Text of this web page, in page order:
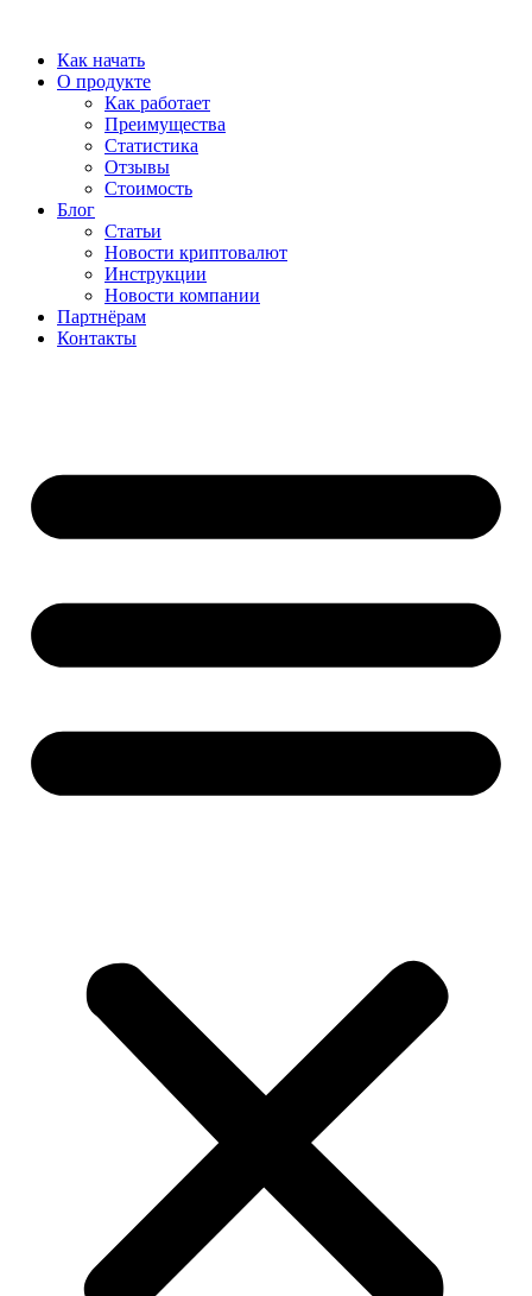
содержимому
Как начать
О продукте
Как работает
Преимущества
Статистика
Отзывы
Стоимость
Блог
Статьи
Новости криптовалют
Инструкции
Новости компании
Партнёрам
Контакты